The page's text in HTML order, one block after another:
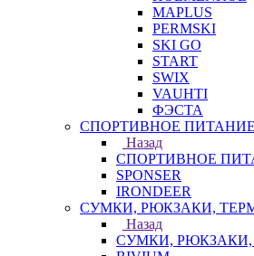
MAPLUS
PERMSKI
SKI GO
START
SWIX
VAUHTI
ФЭСТА
СПОРТИВНОЕ ПИТАНИЕ
Назад
СПОРТИВНОЕ
SPONSER
IRONDEER
СУМКИ, РЮКЗАКИ,
Назад
СУМКИ,